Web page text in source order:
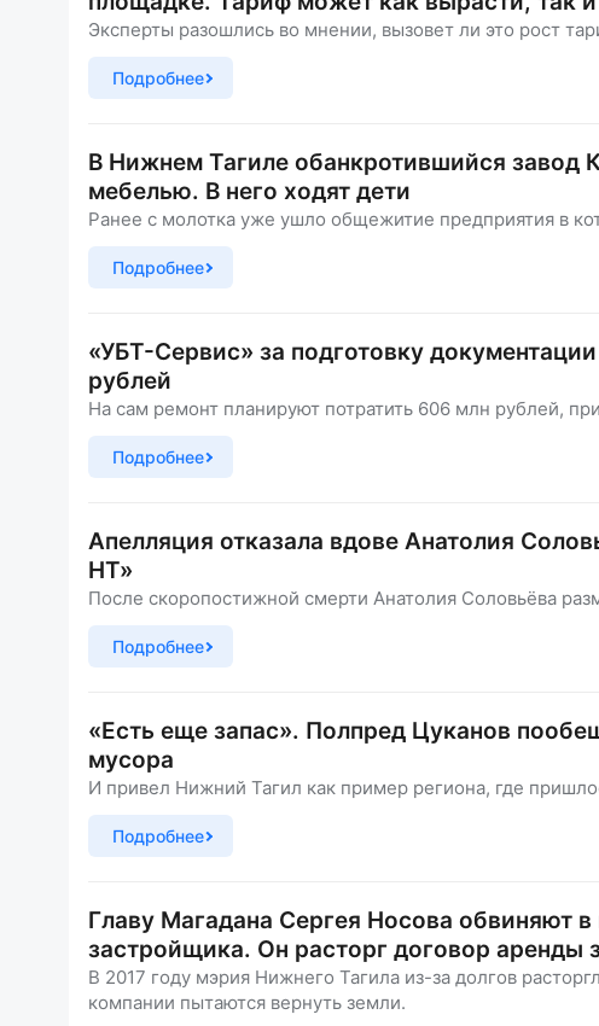
Эксперты разошлись во мнении, вызовет ли это рост
Подробнее
В Нижнем Тагиле обанкротившийся завод
мебелью. В него ходят дети
Ранее с молотка уже ушло общежитие предприятия в
Подробнее
«УБТ-Сервис» за подготовку
рублей
На сам ремонт планируют потратить 606 млн рублей,
Подробнее
Апелляция отказала вдове Анатолия
НТ»
После скоропостижной смерти Анатолия Соловьёва
Подробнее
«Есть еще запас». Полпред Цуканов
мусора
И привел Нижний Тагил как пример региона, где
Подробнее
Главу Магадана Сергея Носова обвиняют в
застройщика. Он расторг договор аренды
В 2017 году мэрия Нижнего Тагила из-за долгов
компании пытаются вернуть земли.